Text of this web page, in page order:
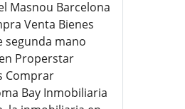
Masnou Barcelona
Venta Bienes
segunda mano
Properstar
Comprar
Bay Inmobiliaria